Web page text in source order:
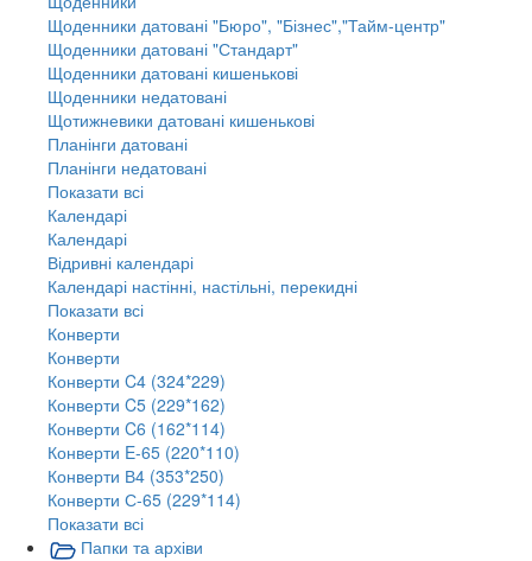
Щоденники датовані "Бюро", "Бізнес","Тайм-центр"
Щоденники датовані "Стандарт"
Щоденники датовані кишенькові
Щоденники недатовані
Щотижневики датовані кишенькові
Планінги датовані
Планінги недатовані
Показати всі
Календарі
Календарі
Відривні календарі
Календарі настінні, настільні, перекидні
Показати всі
Конверти
Конверти
Конверти C4 (324*229)
Конверти C5 (229*162)
Конверти C6 (162*114)
Конверти E-65 (220*110)
Конверти В4 (353*250)
Конверти С-65 (229*114)
Показати всі
Папки та архіви